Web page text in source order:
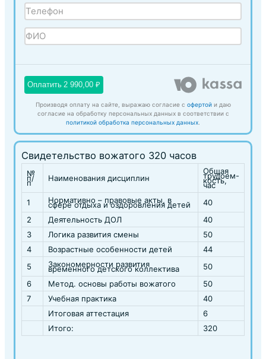
Оплатить 2 990,00 ₽
Производя оплату на сайте, выражаю согласие с офертойи даю
согласие на обработку персональных данных в соответствии с
политикой обработка персональных данных
Свидетельство вожатого 320 часов
№
п/
п Наименования дисциплин
Общая
трудоем-
кость,
час
1
Нормативно – правовые акты, в
сфере отдыха и оздоровления детей
40
2
Деятельность ДОЛ
40
3
Логика развития смены
50
4
Возрастные особенности детей
44
5
Закономерности развития
временного детского коллектива
50
6
Метод. основы работы вожатого
50
7
Учебная практика
40
Итоговая аттестация
6
Итого:
320